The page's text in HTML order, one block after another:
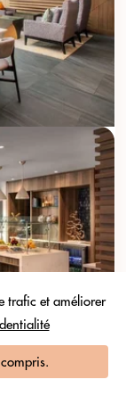
trafic et améliorer